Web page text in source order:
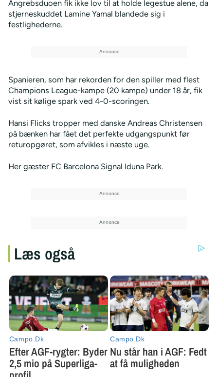
Angrebsduoen fik ikke lov til at holde legestue alene, da
stjerneskuddet Lamine Yamal blandede sig i
festlighederne.
Spanieren, som har rekorden for den spiller med flest
Champions League-kampe (20 kampe) under 18 år, fik
vist sit kølige spark ved 4-0-scoringen.
Hansi Flicks tropper med danske Andreas Christensen
på bænken har fået det perfekte udgangspunkt før
returopgøret, som afvikles i næste uge.
Her gæster FC Barcelona Signal Iduna Park.